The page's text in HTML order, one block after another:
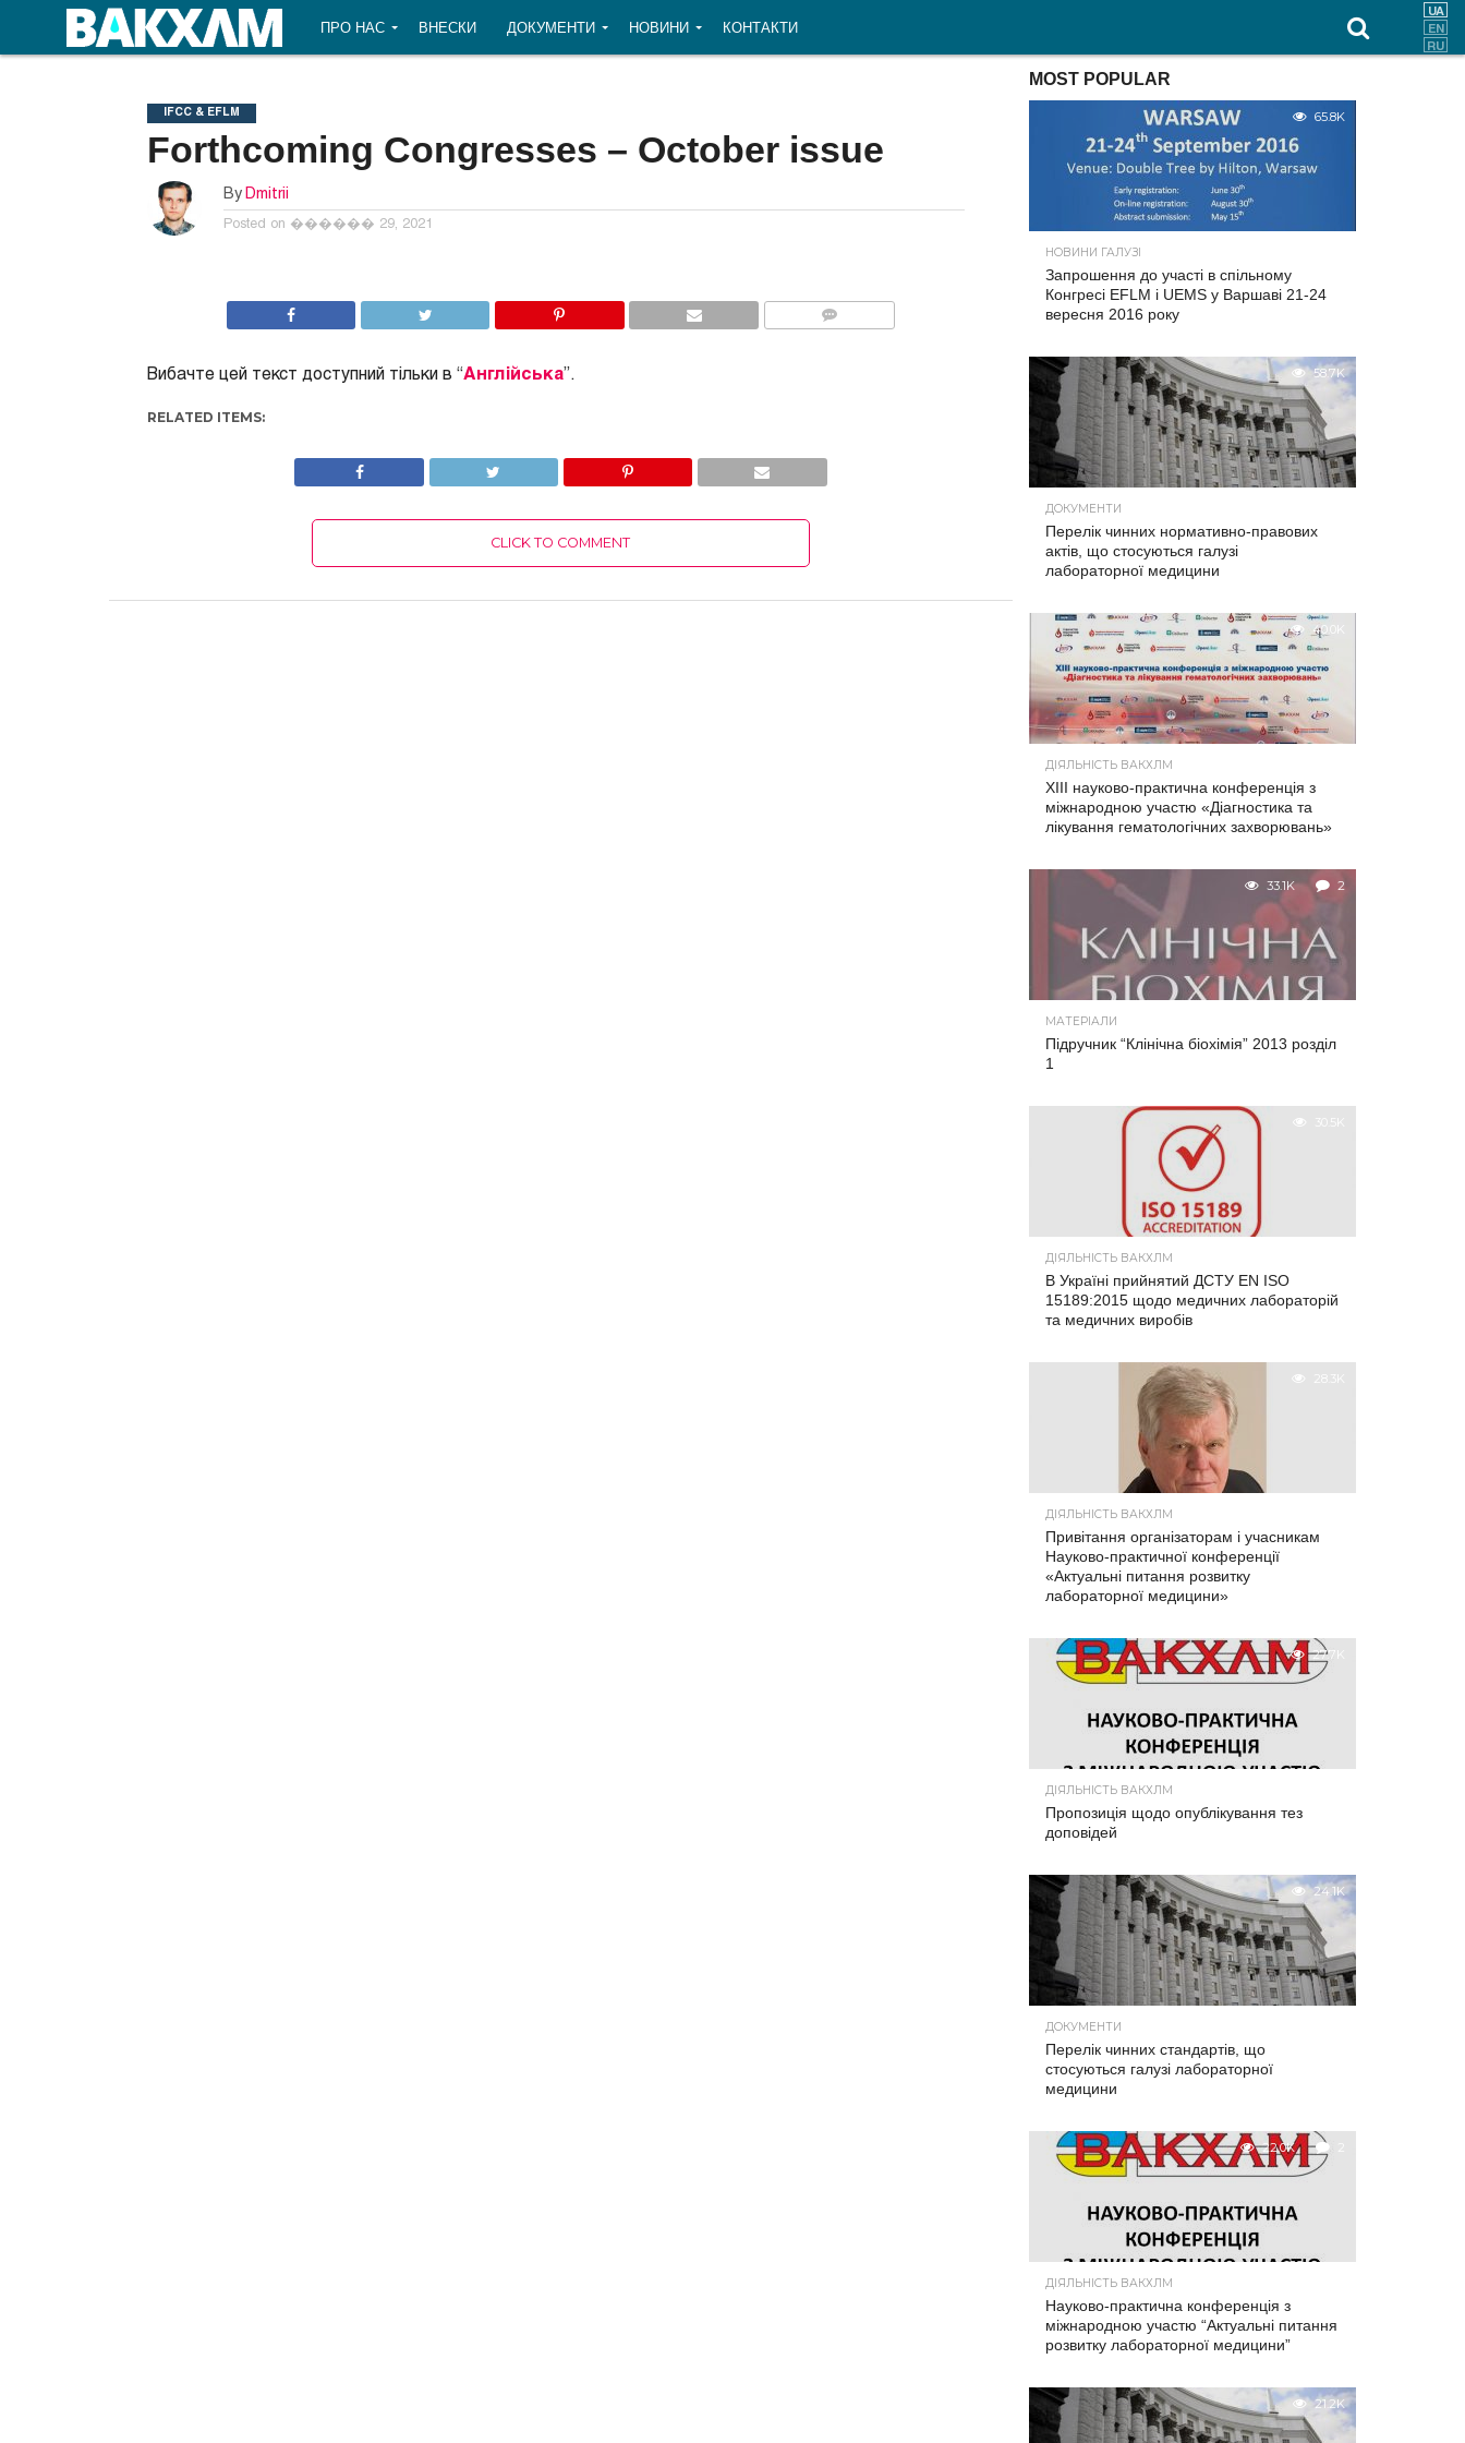
ПРО НАС ВНЕСКИ ДОКУМЕНТИ НОВИНИ КОНТАКТИ
IFCC & EFLM
Forthcoming Congresses – October issue
By Dmitrii
Posted on ������ 29, 2021
Вибачте цей текст доступний тільки в “Англійська”.
RELATED ITEMS:
CLICK TO COMMENT
MOST POPULAR
65.8K
НОВИНИ ГАЛУЗІ
Запрошення до участі в спільному
Конгресі EFLM і UEMS у Варшаві 21-24
вересня 2016 року
58.7K
ДОКУМЕНТИ
Перелік чинних нормативно-правових
актів, що стосуються галузі
лабораторної медицини
40.0K
ДІЯЛЬНІСТЬ ВАКХЛМ
XIII науково-практична конференція з
міжнародною участю «Діагностика та
лікування гематологічних захворювань»
33.1K 2
МАТЕРІАЛИ
Підручник “Клінічна біохімія” 2013 розділ
1
30.5K
ДІЯЛЬНІСТЬ ВАКХЛМ
В Україні прийнятий ДСТУ EN ISO
15189:2015 щодо медичних лабораторій
та медичних виробів
28.3K
ДІЯЛЬНІСТЬ ВАКХЛМ
Привітання організаторам і учасникам
Науково-практичної конференції
«Актуальні питання розвитку
лабораторної медицини»
27.7K
ДІЯЛЬНІСТЬ ВАКХЛМ
Пропозиція щодо опублікування тез
доповідей
24.1K
ДОКУМЕНТИ
Перелік чинних стандартів, що
стосуються галузі лабораторної
медицини
22.0K 2
ДІЯЛЬНІСТЬ ВАКХЛМ
Науково-практична конференція з
міжнародною участю “Актуальні питання
розвитку лабораторної медицини”
21.2K